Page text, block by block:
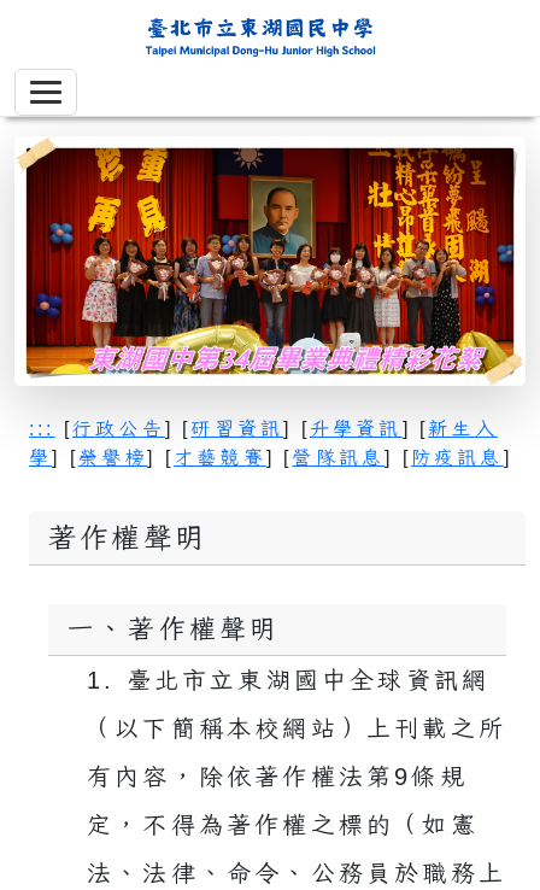
::: [行政公告 ] [研習資訊] [升學資訊 ] [新生入
學] [榮譽榜] [ 才藝競賽 ] [營隊訊息] [ 防疫訊息 ]
著作權聲明
一、著作權聲明
1. 臺北市立東湖國中全球資訊網
（以下簡稱本校網站）上刊載之所
有內容，除依著作權法第9條規
定，不得為著作權之標的（如憲
法、法律、命令、公務員於職務上